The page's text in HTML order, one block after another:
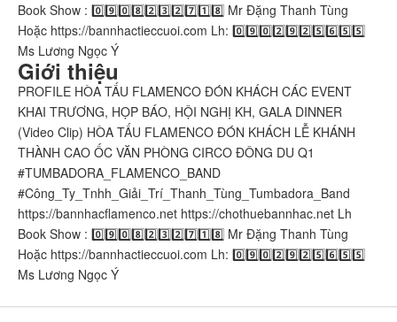
Book Show : 0️⃣9️⃣0️⃣8️⃣2️⃣3️⃣2️⃣7️⃣1️⃣8️⃣ Mr Đặng Thanh Tùng
Hoặc https://bannhactieccuoi.com​​​​ Lh: 0️⃣9️⃣0️⃣2️⃣9️⃣2️⃣5️⃣6️⃣5️⃣5️⃣
Ms Lương Ngọc Ý
Giới thiệu
PROFILE HÒA TẤU FLAMENCO ĐÓN KHÁCH CÁC EVENT
KHAI TRƯƠNG, HỌP BÁO, HỘI NGHỊ KH, GALA DINNER
(Video Clip) HÒA TẤU FLAMENCO ĐÓN KHÁCH LỄ KHÁNH
THÀNH CAO ỐC VĂN PHÒNG CIRCO ĐÔNG DU Q1
#TUMBADORA_FLAMENCO_BAND​​​​
#Công_Ty_Tnhh_Giải_Trí_Thanh_Tùng_Tumbadora_Band​​​​
https://bannhacflamenco.net​​​​ https://chothuebannhac.net​​​​ Lh
Book Show : 0️⃣9️⃣0️⃣8️⃣2️⃣3️⃣2️⃣7️⃣1️⃣8️⃣ Mr Đặng Thanh Tùng
Hoặc https://bannhactieccuoi.com​​​​ Lh: 0️⃣9️⃣0️⃣2️⃣9️⃣2️⃣5️⃣6️⃣5️⃣5️⃣
Ms Lương Ngọc Ý